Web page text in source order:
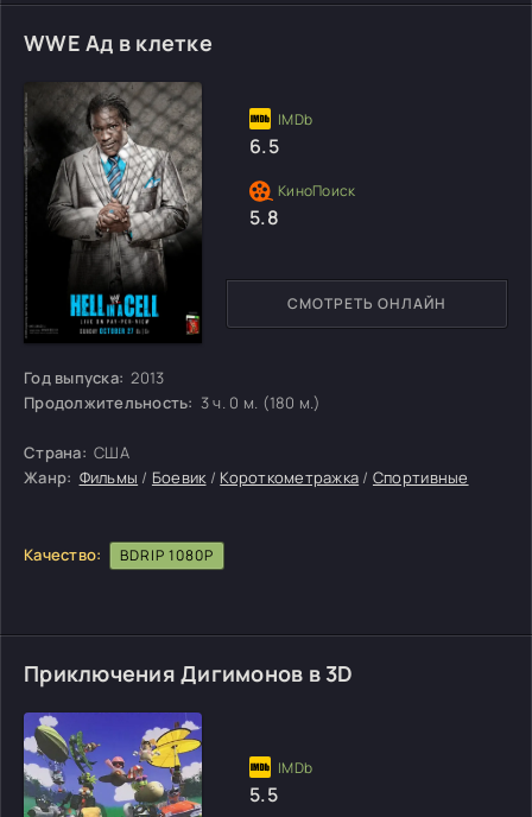
WWE Ад в клетке
Год выпуска: 2013
Продолжительность: 3 ч. 0 м. (180 м.)
Страна: США
Жанр: Фильмы / Боевик/ Короткометражка / Спортивные
Качество: BDRIP 1080P
СМОТРЕТЬ ОНЛАЙН
6.5
5.8
Приключения Дигимонов в 3D
5.5